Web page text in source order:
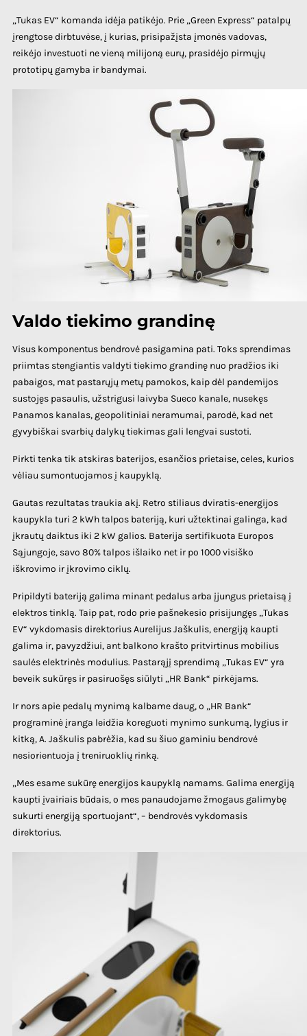
„Tukas EV“ komanda idėja patikėjo. Prie „Green Express“ patalpų
įrengtose dirbtuvėse, į kurias, prisipažįsta įmonės vadovas,
reikėjo investuoti ne vieną milijoną eurų, prasidėjo pirmųjų
prototipų gamyba ir bandymai.
Valdo tiekimo grandinę
Visus komponentus bendrovė pasigamina pati. Toks sprendimas
priimtas stengiantis valdyti tiekimo grandinę nuo pradžios iki
pabaigos, mat pastarųjų metų pamokos, kaip dėl pandemijos
sustojęs pasaulis, užstrigusi laivyba Sueco kanale, nusekęs
Panamos kanalas, geopolitiniai neramumai, parodė, kad net
gyvybiškai svarbių dalykų tiekimas gali lengvai sustoti.
Pirkti tenka tik atskiras baterijos, esančios prietaise, celes, kurios
vėliau sumontuojamos į kaupyklą.
Gautas rezultatas traukia akį. Retro stiliaus dviratis-energijos
kaupykla turi 2 kWh talpos bateriją, kuri užtektinai galinga, kad
įkrautų daiktus iki 2 kW galios. Baterija sertifikuota Europos
Sąjungoje, savo 80% talpos išlaiko net ir po 1000 visiško
iškrovimo ir įkrovimo ciklų.
Pripildyti bateriją galima minant pedalus arba įjungus prietaisą į
elektros tinklą. Taip pat, rodo prie pašnekesio prisijungęs „Tukas
EV“ vykdomasis direktorius Aurelijus Jaškulis, energiją kaupti
galima ir, pavyzdžiui, ant balkono krašto pritvirtinus mobilius
saulės elektrinės modulius. Pastarąjį sprendimą „Tukas EV“ yra
beveik sukūręs ir pasiruošęs siūlyti „HR Bank“ pirkėjams.
Ir nors apie pedalų mynimą kalbame daug, o „HR Bank“
programinė įranga leidžia koreguoti mynimo sunkumą, lygius ir
kitką, A. Jaškulis pabrėžia, kad su šiuo gaminiu bendrovė
nesiorientuoja į treniruoklių rinką.
„Mes esame sukūrę energijos kaupyklą namams. Galima energiją
kaupti įvairiais būdais, o mes panaudojame žmogaus galimybę
sukurti energiją sportuojant“, – bendrovės vykdomasis
direktorius.